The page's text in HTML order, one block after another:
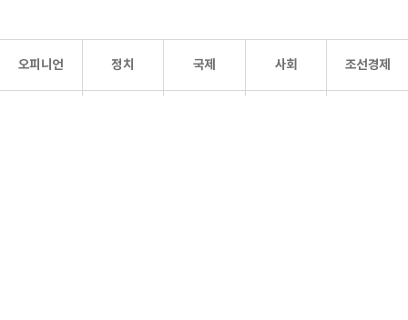
오피니언 정치 국제 사회 조선경제